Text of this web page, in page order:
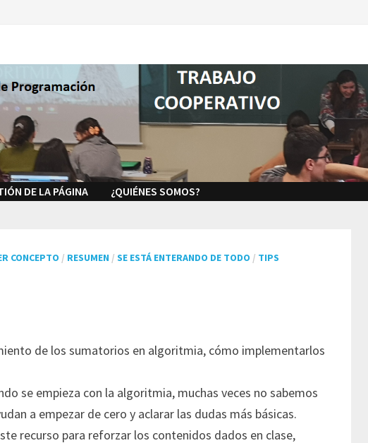
DE LA PÁGINA ¿QUIÉNES SOMOS?
CONCEPTO / RESUMEN /SE ESTÁ ENTERANDO DE TODO / TIPS
de los sumatorios en algoritmia, cómo implementarlos
se empieza con la algoritmia, muchas veces no sabemos
a empezar de cero y aclarar las dudas más básicas.
recurso para reforzar los contenidos dados en clase,